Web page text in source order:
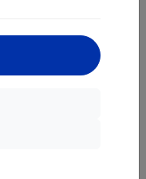
245 kr